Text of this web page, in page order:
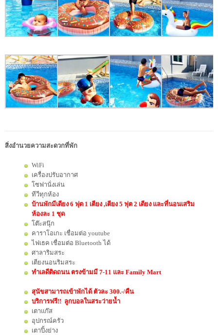
สิ่งอำนวยความสะดวกที่พัก
WiFi
เครื่องปรับอากาศ
โซฟานั่งเล่น
ทีวีทุกห้อง
บ้านพักมีเตียง 6 ฟุต 1 เตียง ,เตียง 5 ฟุต 2 เตียง และที่นอนเสริม
ห้องละ 1 ชุด
โต๊ะสนุ๊ก
คาราโอเกะ เชื่อมต่อ youtube
ไฟเธค เชื่อมต่อ Bluetooth ได้
ศาลาริมสระ
เตียงนอนริมสระ
ทำเลดีติดถนน ตรงข้ามมี 7-11 และ Family Mart
สุนัขสามารถเข้าพักได้ ตัวละ 300.-/คืน
บริการฟรี!! ลูกบอลในสระว่ายน้ำ
เตาแก๊ส
อุปกรณ์ครัว
เตาปิ้งย่าง